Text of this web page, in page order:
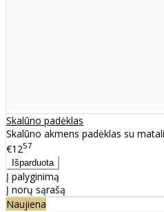
Skalūno padėklas
Skalūno akmens padėklas su
€1257
Į palyginimą
Į norų sąrašą
Naujiena